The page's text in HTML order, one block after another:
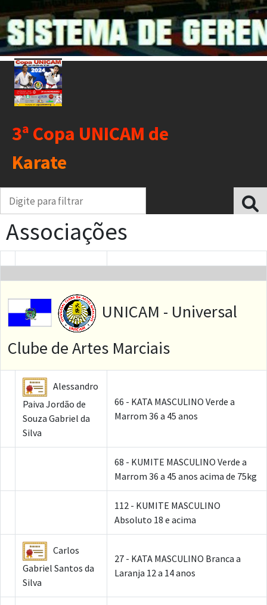
3ª Copa UNICAM de
Karate
Associações
UNICAM - Universal
Clube de Artes Marciais
Alessandro
Paiva Jordão de
Souza Gabriel da
Silva
66 - KATA MASCULINO Verde a
Marrom 36 a 45 anos
68 - KUMITE MASCULINO Verde a
Marrom 36 a 45 anos acima de 75kg
112 - KUMITE MASCULINO
Absoluto 18 e acima
Carlos
Gabriel Santos da
Silva
27 - KATA MASCULINO Branca a
Laranja 12 a 14 anos